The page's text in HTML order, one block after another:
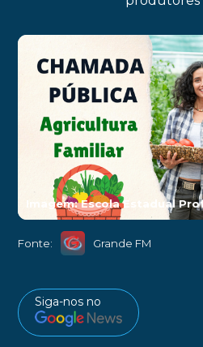
Imagem: Escola Estadual
Fonte: Grande FM
Siga-nos no